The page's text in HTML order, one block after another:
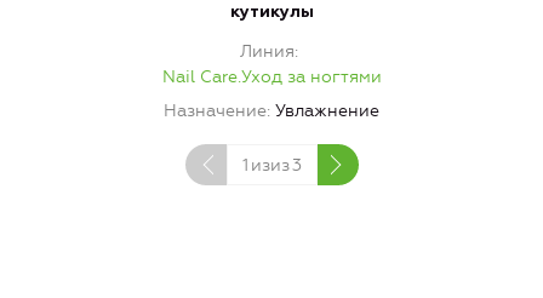
кутикулы
Линия
Nail Care.Уход за ногтями
Назначение Увлажнение
1 изиз3